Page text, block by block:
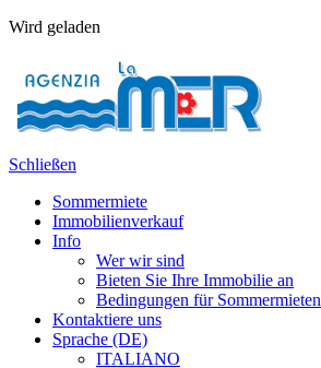
Wird geladen
Schließen
Sommermiete
Immobilienverkauf
Info
Wer wir sind
Bieten Sie Ihre Immobilie an
Bedingungen für Sommermieten
Kontaktiere uns
Sprache (DE)
ITALIANO